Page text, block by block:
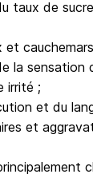
taux de
et
la sensation
irrité ;
et du
et